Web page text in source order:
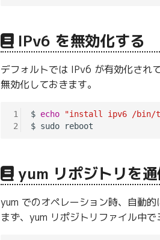
IPv6 を無効化する
デフォルトでは IPv6 が有効化され
無効化しておきます。
1
2
$ echo "install ipv6 /bin/
yum リポジトリを
yum でのオペレーション時、自動
まず、yum リポジトリファイル中